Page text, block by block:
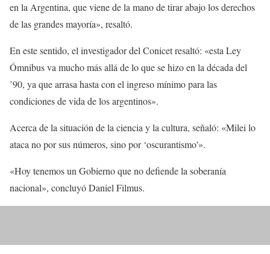
en la Argentina, que viene de la mano de tirar abajo los derechos
de las grandes mayoría», resaltó.
En este sentido, el investigador del Conicet resaltó: «esta Ley
Ómnibus va mucho más allá de lo que se hizo en la década del
’90, ya que arrasa hasta con el ingreso mínimo para las
condiciones de vida de los argentinos».
Acerca de la situación de la ciencia y la cultura, señaló: «Milei lo
ataca no por sus números, sino por ‘oscurantismo'».
«Hoy tenemos un Gobierno que no defiende la soberanía
nacional», concluyó Daniel Filmus.